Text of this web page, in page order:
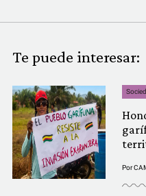
Te puede interesar:
Por